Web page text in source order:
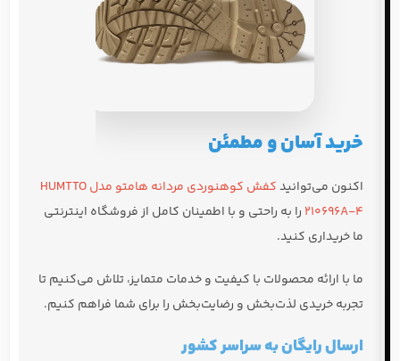
خرید آسان و مطمئن
اکنون می‌توانید
کفش کوهنوردی مردانه هامتو مدل HUMTTO
210696A-4 را به راحتی و با اطمینان کامل از فروشگاه اینترنتی
ما خریداری کنید.
ما با ارائه محصولات با کیفیت و خدمات متمایز، تلاش می‌کنیم تا
تجربه خریدی لذت‌بخش و رضایت‌بخش را برای شما فراهم کنیم.
ارسال رایگان به سراسر کشور